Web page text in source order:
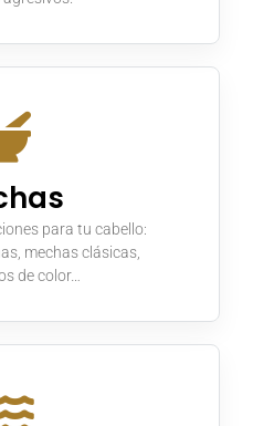
para tu cabello:
mechas clásicas,
de color…